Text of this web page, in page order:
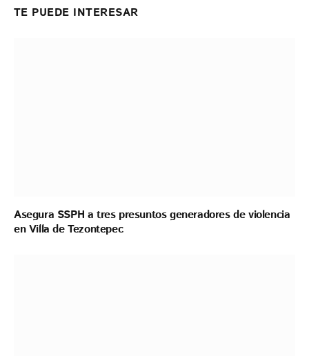
TE PUEDE INTERESAR
Asegura SSPH a tres presuntos generadores de violencia
en Villa de Tezontepec